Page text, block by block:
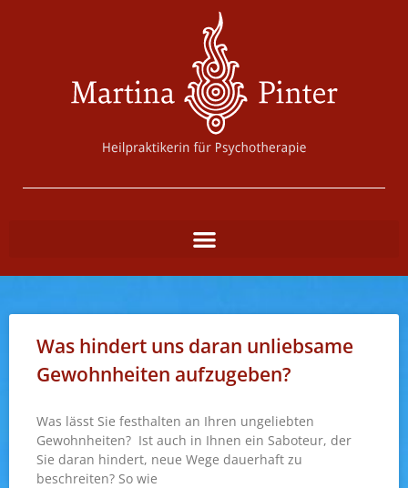
Was hindert uns daran unliebsame
Gewohnheiten aufzugeben?
Was lässt Sie festhalten an Ihren ungeliebten
Gewohnheiten? Ist auch in Ihnen ein Saboteur, der
Sie daran hindert, neue Wege dauerhaft zu
beschreiten? So wie